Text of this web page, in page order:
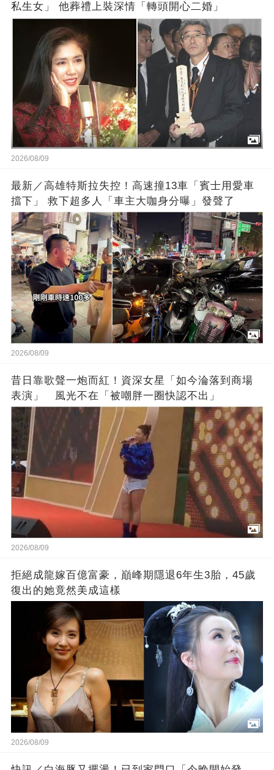
私生女」 他葬禮上裝深情「轉頭開心二婚」
2026/08/09
最新／高雄特斯拉失控！高速撞13車「賓士用愛車
擋下」 救下超多人「車主大咖身分曝」發聲了
2026/08/09
昔日靠歌聲一炮而紅！資深女星「如今淪落到商場
表演」 風光不在「被嘲胖一圈快認不出」
2026/08/09
拒絕成龍嫁百億富豪，巔峰期隱退6年生3胎，45歲
復出的她竟然美成這樣
2026/08/09